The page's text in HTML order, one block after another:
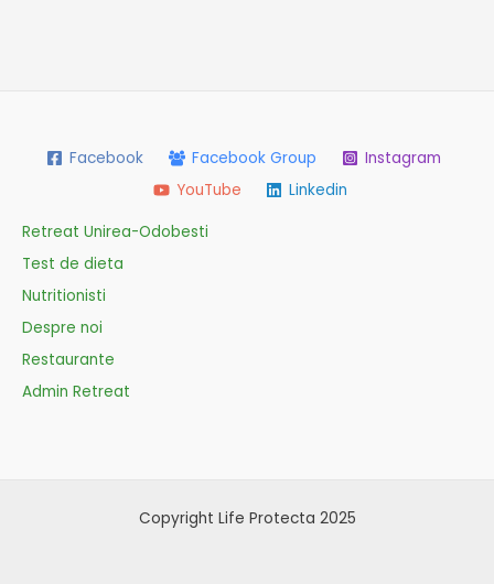
Facebook Facebook Group
Instagram
YouTube
Linkedin
Retreat Unirea-Odobesti
Test de dieta
Nutritionisti
Despre noi
Restaurante
Admin Retreat
Copyright Life Protecta 2025